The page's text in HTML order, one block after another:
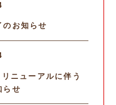
のお知らせ
ニューアルに伴う
らせ